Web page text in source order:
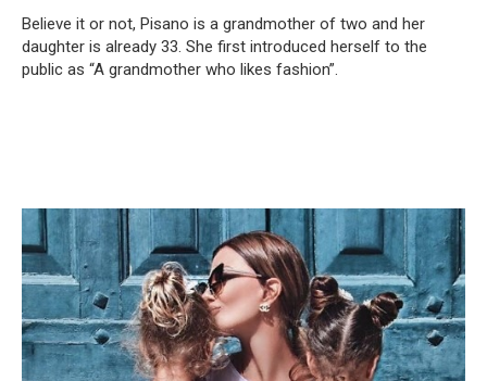
Believe it or not, Pisano is a grandmother of two and her
daughter is already 33. She first introduced herself to the
public as “A grandmother who likes fashion”.